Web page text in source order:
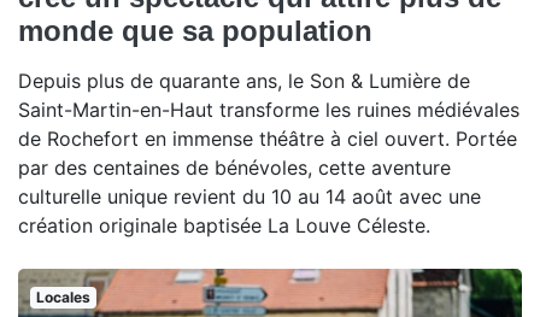
monde que sa population
Depuis plus de quarante ans, le Son & Lumière de
Saint-Martin-en-Haut transforme les ruines médiévales
de Rochefort en immense théâtre à ciel ouvert. Portée
par des centaines de bénévoles, cette aventure
culturelle unique revient du 10 au 14 août avec une
création originale baptisée La Louve Céleste.
Locales